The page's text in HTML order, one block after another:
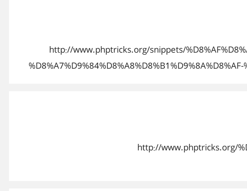
http://www.phptricks.org/snippets/
http://www.phptricks.org/